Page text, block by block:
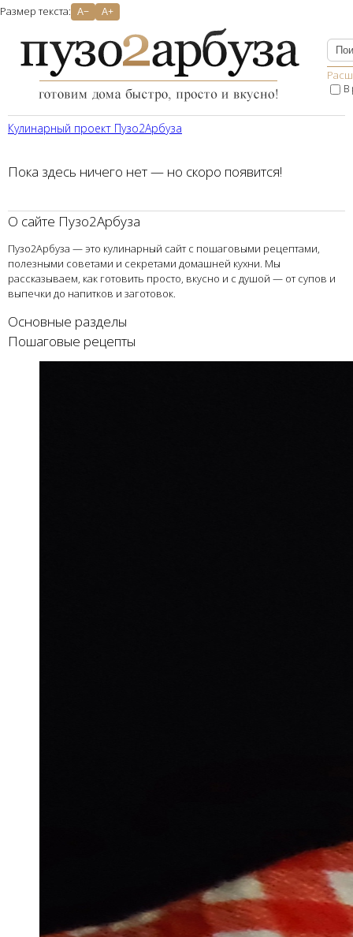
Размер текста: A− A+
В
Кулинарный проект Пузо2Aрбуза
Пока здесь ничего нет — но скоро появится!
О сайте Пузо2Арбуза
Пузо2Арбуза — это кулинарный сайт с пошаговыми рецептами,
полезными советами и секретами домашней кухни. Мы
рассказываем, как готовить просто, вкусно и с душой — от супов и
выпечки до напитков и заготовок.
Основные разделы
Пошаговые рецепты